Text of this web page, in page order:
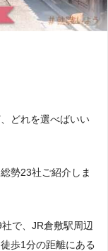
どれを選べばいい
勢23社ご紹介しま
で、JR倉敷駅周辺
歩1分の距離にある